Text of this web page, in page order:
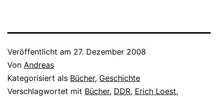
Veröffentlicht am 27. Dezember 2008
Von Andreas
Kategorisiert als Bücher, Geschichte
Verschlagwortet mit Bücher, DDR, Erich Loest,